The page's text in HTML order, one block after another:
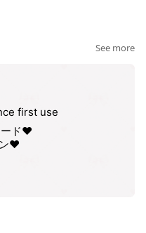
See more